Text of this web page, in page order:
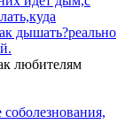
дышать?реально
любителям